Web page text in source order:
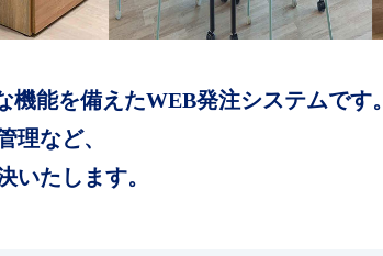
能を備えたWEB発注システムです。
理など、
いたします。